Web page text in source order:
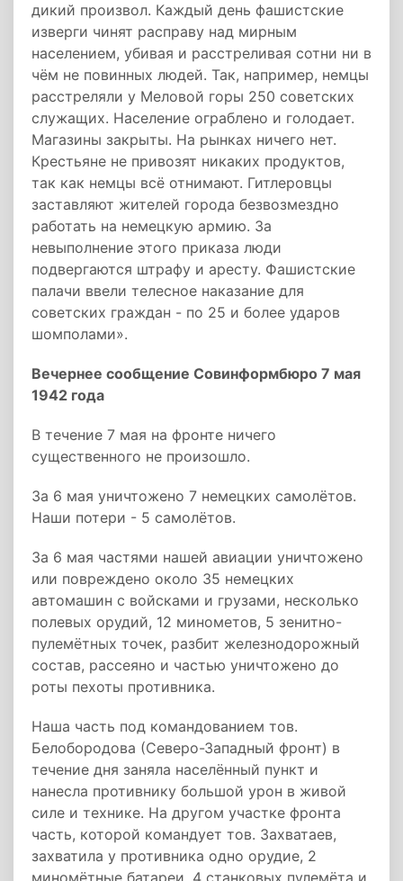
дикий произвол. Каждый день фашистские
изверги чинят расправу над мирным
населением, убивая и расстреливая сотни ни в
чём не повинных людей. Так, например, немцы
расстреляли у Меловой горы 250 советских
служащих. Население ограблено и голодает.
Магазины закрыты. На рынках ничего нет.
Крестьяне не привозят никаких продуктов,
так как немцы всё отнимают. Гитлеровцы
заставляют жителей города безвозмездно
работать на немецкую армию. За
невыполнение этого приказа люди
подвергаются штрафу и аресту. Фашистские
палачи ввели телесное наказание для
советских граждан - по 25 и более ударов
шомполами».
Вечернее сообщение Совинформбюро 7 мая
1942 года
В течение 7 мая на фронте ничего
существенного не произошло.
За 6 мая уничтожено 7 немецких самолётов.
Наши потери - 5 самолётов.
За 6 мая частями нашей авиации уничтожено
или повреждено около 35 немецких
автомашин с войсками и грузами, несколько
полевых орудий, 12 минометов, 5 зенитно-
пулемётных точек, разбит железнодорожный
состав, рассеяно и частью уничтожено до
роты пехоты противника.
Наша часть под командованием тов.
Белобородова (Северо-Западный фронт) в
течение дня заняла населённый пункт и
нанесла противнику большой урон в живой
силе и технике. На другом участке фронта
часть, которой командует тов. Захватаев,
захватила у противника одно орудие, 2
миномётные батареи, 4 станковых пулемёта и